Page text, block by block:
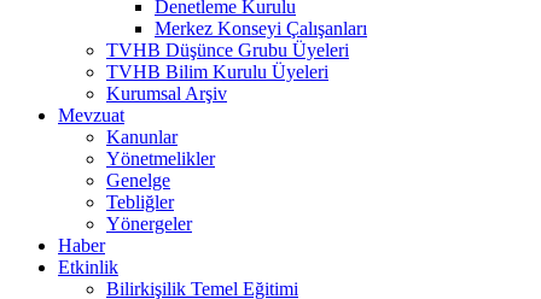
Denetleme Kurulu
Merkez Konseyi Çalışanları
TVHB Düşünce Grubu Üyeleri
TVHB Bilim Kurulu Üyeleri
Kurumsal Arşiv
Mevzuat
Kanunlar
Yönetmelikler
Genelge
Tebliğler
Yönergeler
Haber
Etkinlik
Bilirkişilik Temel Eğitimi